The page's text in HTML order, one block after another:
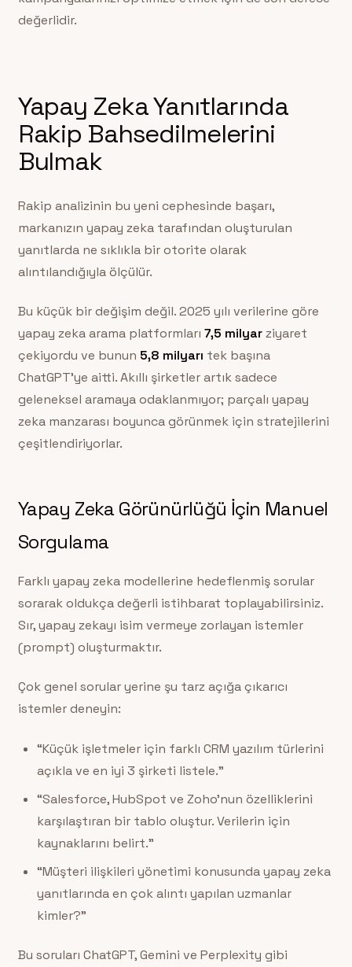
değerlidir.
Yapay Zeka Yanıtlarında
Rakip Bahsedilmelerini
Bulmak
Rakip analizinin bu yeni cephesinde başarı,
markanızın yapay zeka tarafından oluşturulan
yanıtlarda ne sıklıkla bir otorite olarak
alıntılandığıyla ölçülür.
Bu küçük bir değişim değil. 2025 yılı verilerine göre
yapay zeka arama platformları 7,5 milyarziyaret
çekiyordu ve bunun 5,8 milyarı tek başına
ChatGPT’ye aitti. Akıllı şirketler artık sadece
geleneksel aramaya odaklanmıyor; parçalı yapay
zeka manzarası boyunca görünmek için stratejilerini
çeşitlendiriyorlar.
Yapay Zeka Görünürlüğü İçin Manuel
Sorgulama
Farklı yapay zeka modellerine hedeflenmiş sorular
sorarak oldukça değerli istihbarat toplayabilirsiniz.
Sır, yapay zekayı isim vermeye zorlayan istemler
(prompt) oluşturmaktır.
Çok genel sorular yerine şu tarz açığa çıkarıcı
istemler deneyin:
“Küçük işletmeler için farklı CRM yazılım türlerini
açıkla ve en iyi 3 şirketi listele.”
“Salesforce, HubSpot ve Zoho’nun özelliklerini
karşılaştıran bir tablo oluştur. Verilerin için
kaynaklarını belirt.”
“Müşteri ilişkileri yönetimi konusunda yapay zeka
yanıtlarında en çok alıntı yapılan uzmanlar
kimler?”
Bu soruları ChatGPT, Gemini ve Perplexity gibi